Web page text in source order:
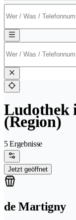
Ludothek
(Region)
5 Ergebnisse
Jetzt geöffnet
de Martigny